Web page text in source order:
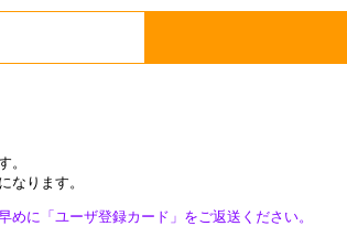
。
なります。
に「ユーザ登録カード」をご返送ください。